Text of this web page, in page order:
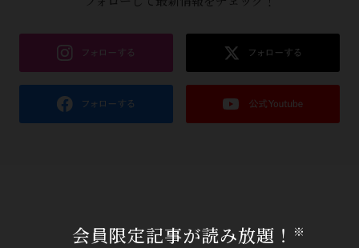
会員限定記事が読み放題！ ※